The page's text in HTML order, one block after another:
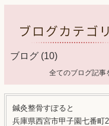
ブログ (10)
全てのブログ記事
鍼灸整骨すぽると
兵庫県西宮市甲子園七番